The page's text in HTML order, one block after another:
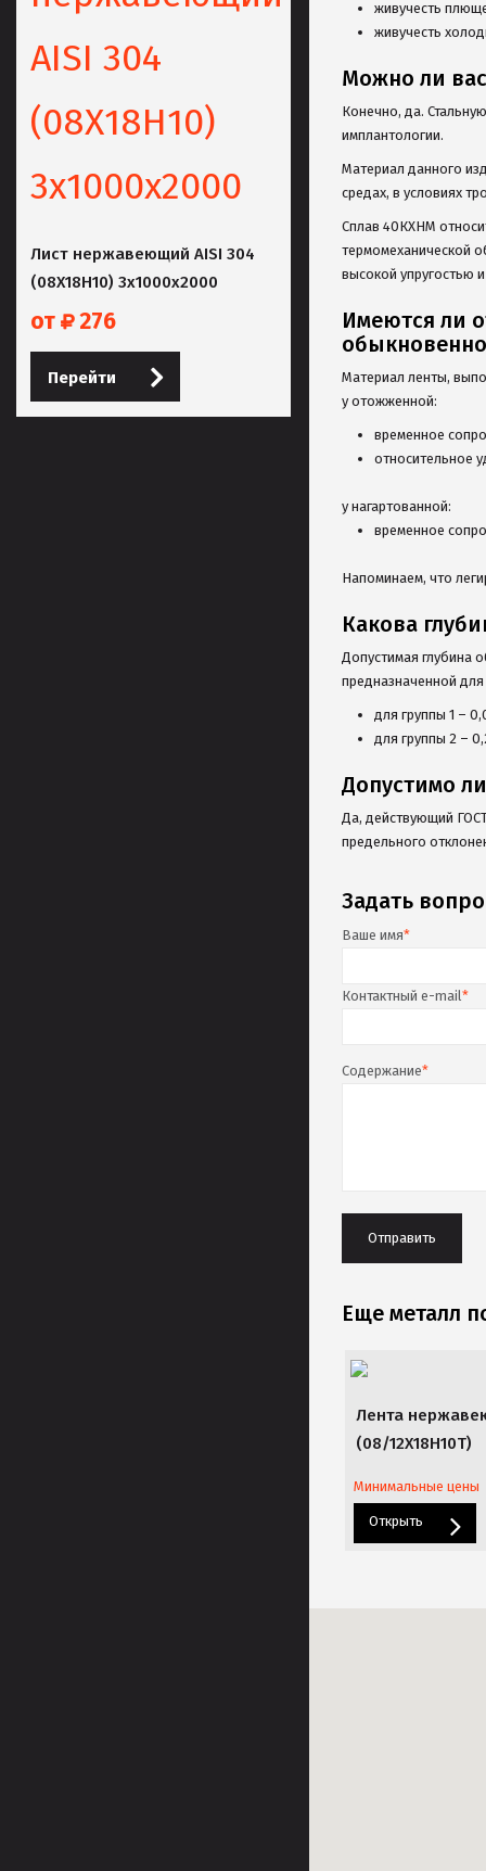
живучесть
живучесть
Можно ли
Конечно, да.
имплантологии.
Материал данного
средах, в условиях
Сплав 40КХНМ
термомеханической
высокой упругостью
Имеются ли
Материал ленты,
у отожженной:
временное
относительное
у нагартованной:
временное
Напоминаем, что
Какова
Допустимая глубина
предназначенной для
для группы 1 –
для группы 2 –
Допустимо
Да, действующий
предельного
Задать
Ваше имя*
Контактный e-mail*
Содержание*
Еще металл
Лента
(08/12Х18Н10Т)
Минимальные цены
Открыть
Лист нержавеющий AISI 304
(08Х18Н10) 3х1000х2000
от 276
Перейти